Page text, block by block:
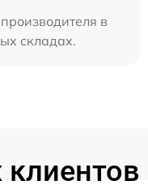
в
складах.